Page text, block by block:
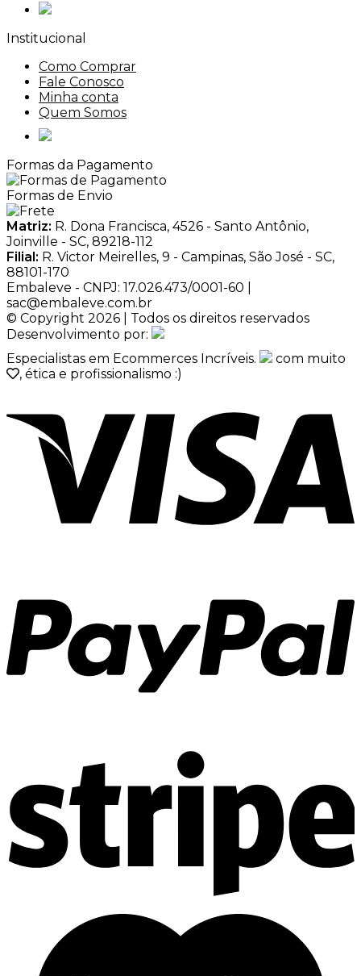
Institucional
Como Comprar
Fale Conosco
Minha conta
Quem Somos
Formas da Pagamento
Formas de Envio
Matriz: R. Dona Francisca, 4526 - Santo Antônio,
Joinville - SC, 89218-112
Filial: R. Victor Meirelles, 9 - Campinas, São José - SC,
88101-170
Embaleve - CNPJ: 17.026.473/0001-60 |
sac@embaleve.com.br
© Copyright 2026 | Todos os direitos reservados
Desenvolvimento por:
Especialistas em Ecommerces Incríveis.
com muito
, ética e profissionalismo :)